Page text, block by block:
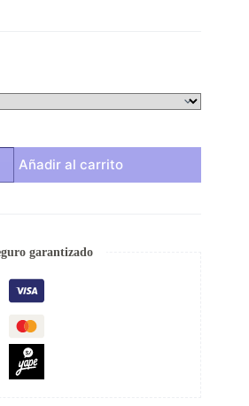
Añadir al carrito
garantizado